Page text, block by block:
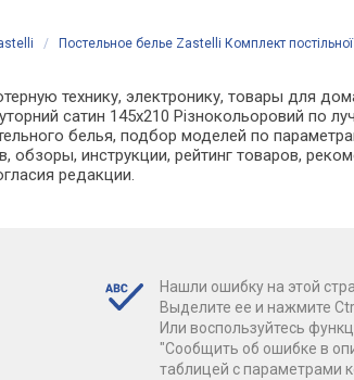
/ Постельное белье Zastelli Комплект
технику, электронику, товары для
сатин 145х210 Різнокольоровий по
белья, подбор моделей по
обзоры, инструкции, рейтинг товаров,
редакции.
Нашли ошибку на этой
Выделите ее и нажмите
Или воспользуйтесь
"Сообщить об ошибке в
таблицей с параметрами